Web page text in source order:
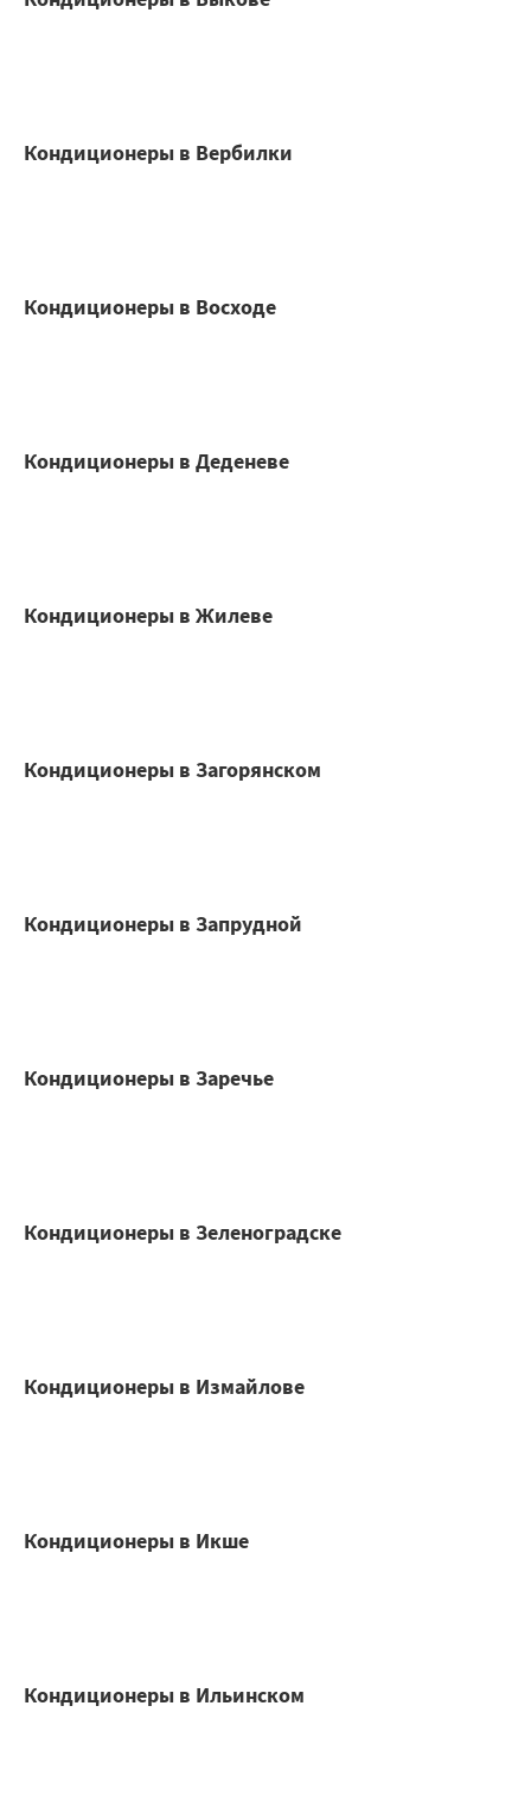
Кондиционеры в Вербилки
Кондиционеры в Восходе
Кондиционеры в Деденеве
Кондиционеры в Жилеве
Кондиционеры в Загорянском
Кондиционеры в Запрудной
Кондиционеры в Заречье
Кондиционеры в Зеленоградске
Кондиционеры в Измайлове
Кондиционеры в Икше
Кондиционеры в Ильинском